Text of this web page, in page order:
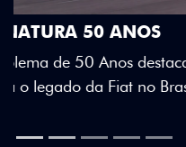
DESIGN QUE SE
Teto bicolor, adesivos
Green criam uma